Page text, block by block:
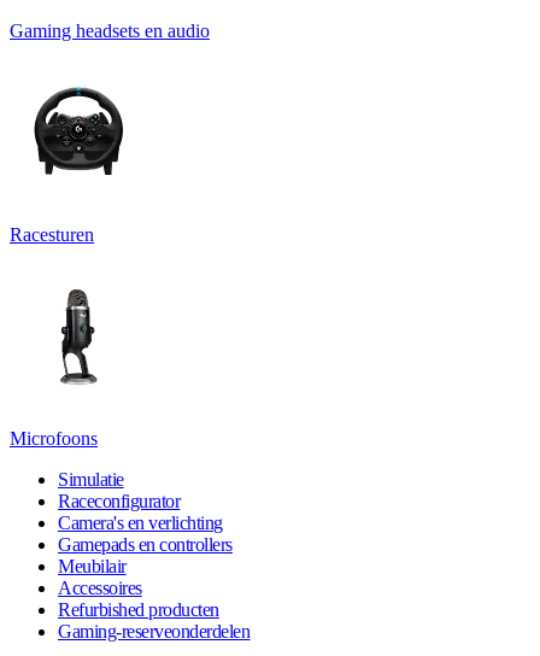
Gaming headsets en audio
Racesturen
Microfoons
Simulatie
Raceconfigurator
Camera's en verlichting
Gamepads en controllers
Meubilair
Accessoires
Refurbished producten
Gaming-reserveonderdelen